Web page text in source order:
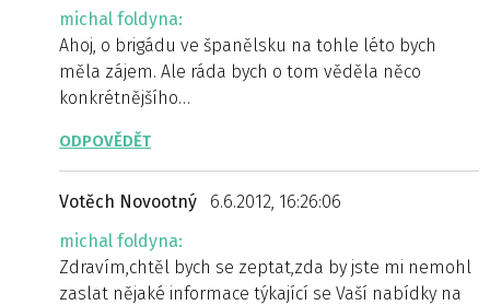
michal foldyna:
Ahoj, o brigádu ve španělsku na tohle léto bych
měla zájem. Ale ráda bych o tom věděla něco
konkrétnějšího…
ODPOVĚDĚT
Votěch Novootný
6.6.2012, 16:26:06
michal foldyna:
Zdravím,chtěl bych se zeptat,zda by jste mi nemohl
zaslat nějaké informace týkající se Vaší nabídky na